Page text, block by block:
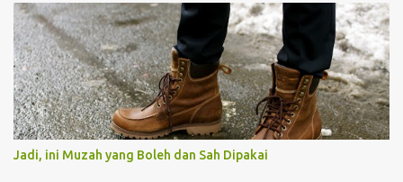
Jadi, ini Muzah yang Boleh dan Sah Dipakai